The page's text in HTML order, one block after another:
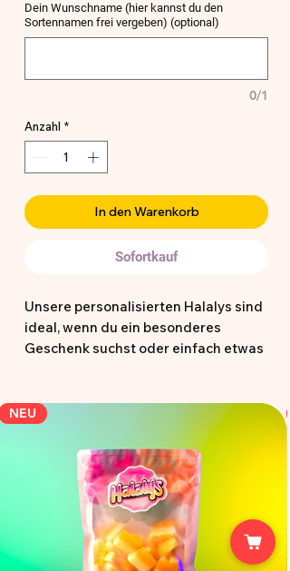
Dein Wunschname (hier kannst du den
Sortennamen frei vergeben) (optional)
0/1
Anzahl *
In den Warenkorb
Sofortkauf
Unsere personalisierten Halalys sind
ideal, wenn du ein besonderes
Geschenk suchst oder einfach etwas
Inspiration und können direkt so
bestellt oder als Grundlage für deine
eigene Idee genutzt werden.
Hochwertig, halal zertifiziert und mit
Liebe gestaltet perfekt für kleine und
große Momente 🍭✨
NEU